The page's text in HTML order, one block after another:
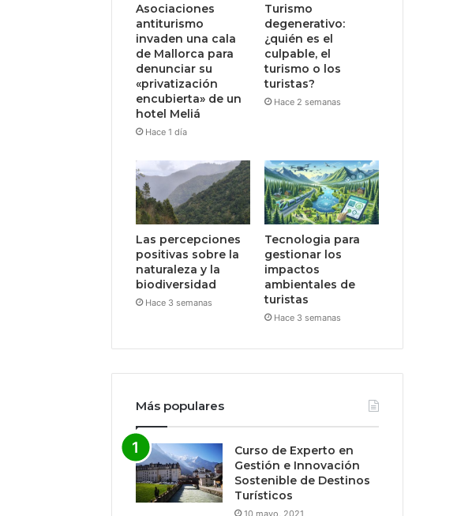
Asociaciones
antiturismo
invaden una cala
de Mallorca para
denunciar su
«privatización
encubierta» de un
hotel Meliá
Hace 1 día
Turismo
degenerativo:
¿quién es el
culpable, el
turismo o los
turistas?
Hace 2 semanas
Las percepciones
positivas sobre la
naturaleza y la
biodiversidad
Hace 3 semanas
Tecnologia para
gestionar los
impactos
ambientales de
turistas
Hace 3 semanas
Más populares
Curso de Experto en
Gestión e Innovación
Sostenible de Destinos
Turísticos